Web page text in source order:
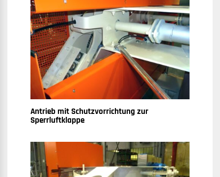
Antrieb mit Schutzvorrichtung zur
Sperrluftklappe